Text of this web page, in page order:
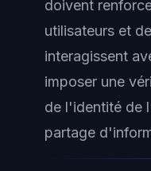
doivent
utilisateurs et
interagissent
imposer une
de l'identité de
partage